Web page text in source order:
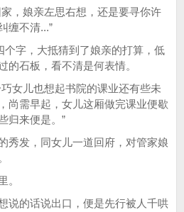
，娘亲左思右想，还是要寻你许
缠不清...”
字，大抵猜到了娘亲的打算，低
的石板，看不清是何表情。
儿也想起书院的课业还有些未
尚需早起，女儿这厢做完课业便歇
归来便是。”
发，同女儿一道回府，对管家娘
的话说出口，便是先行被人千哄